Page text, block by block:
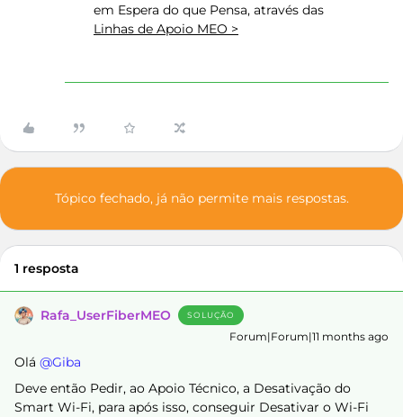
em Espera do que Pensa, através das
Linhas de Apoio MEO >
Tópico fechado, já não permite mais respostas.
1 resposta
Rafa_UserFiberMEO SOLUÇÃO
Forum|Forum|11 months ago
Olá ​ @Giba
Deve então Pedir, ao Apoio Técnico, a Desativação do
Smart Wi-Fi, para após isso, conseguir Desativar o Wi-Fi